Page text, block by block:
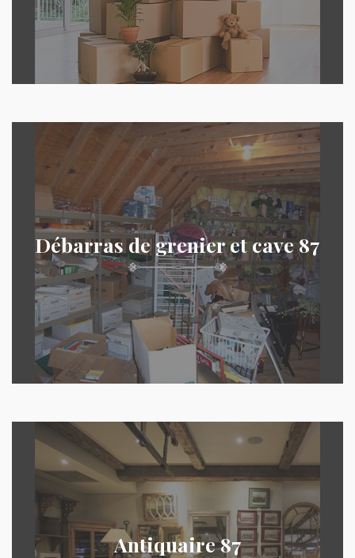
Débarras de grenier et cave 87
Antiquaire 87